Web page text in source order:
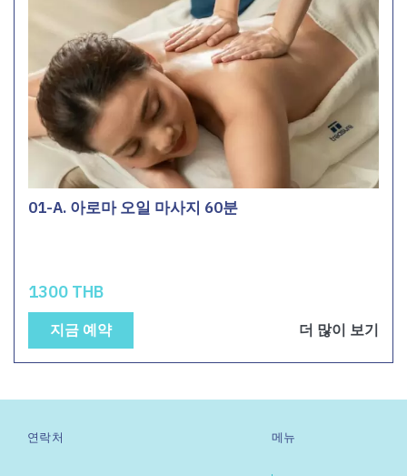
01-A. 아로마 오일 마사지 60분
1300 THB
지금 예약 더 많이 보기
연락처 메뉴